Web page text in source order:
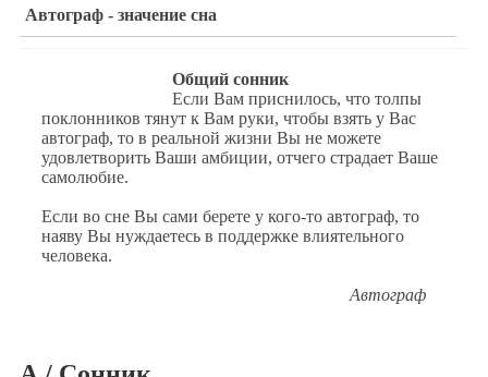
Автограф - значение сна
Общий сонник
Если Вам приснилось, что толпы
поклонников тянут к Вам руки, чтобы взять у Вас
автограф, то в реальной жизни Вы не можете
удовлетворить Ваши амбиции, отчего страдает Ваше
самолюбие.
Если во сне Вы сами берете у кого-то автограф, то
наяву Вы нуждаетесь в поддержке влиятельного
человека.
Автограф